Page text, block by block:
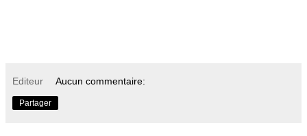
Editeur Aucun commentaire:
Partager